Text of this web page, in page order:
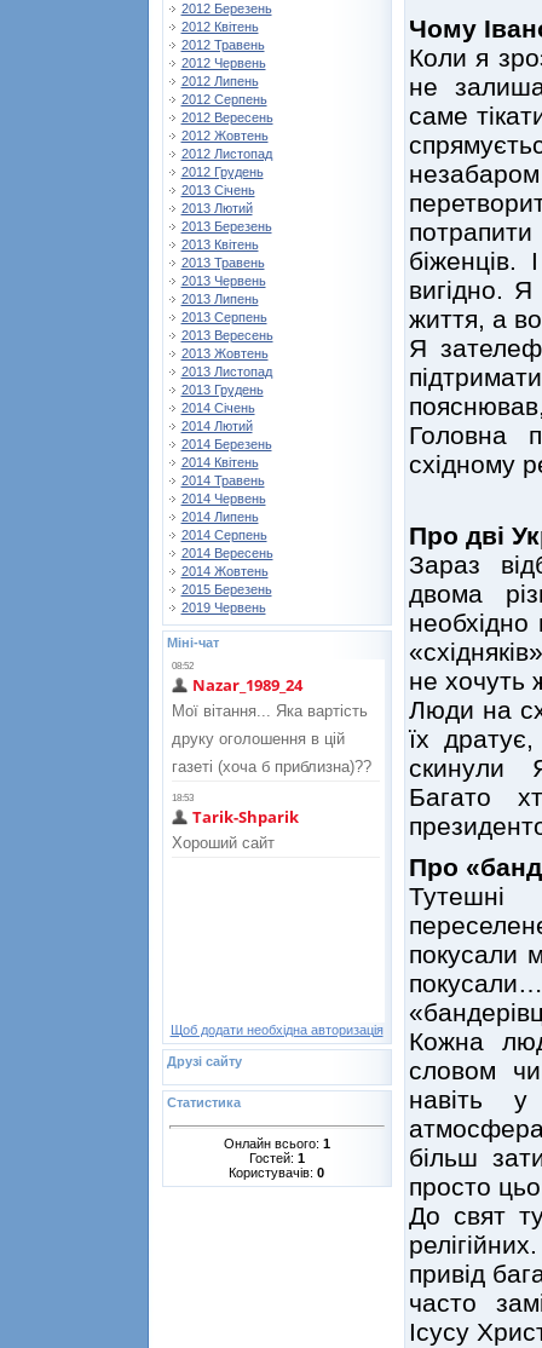
2012 Березень
2012 Квітень
2012 Травень
2012 Червень
2012 Липень
2012 Серпень
2012 Вересень
2012 Жовтень
2012 Листопад
2012 Грудень
2013 Січень
2013 Лютий
2013 Березень
2013 Квітень
2013 Травень
2013 Червень
2013 Липень
2013 Серпень
2013 Вересень
2013 Жовтень
2013 Листопад
2013 Грудень
2014 Січень
2014 Лютий
2014 Березень
2014 Квітень
2014 Травень
2014 Червень
2014 Липень
2014 Серпень
2014 Вересень
2014 Жовтень
2015 Березень
2019 Червень
Міні-чат
Щоб додати необхідна авторизація
Друзі сайту
Статистика
Онлайн всього: 1
Гостей: 1
Користувачів: 0
Чому
Коли я
не
саме
вигідно.
життя, а
Я
Головна
східному
Про дві
Зараз
двома
необхідно
не хочуть
Люди на
їх
скинули
Багато
Про
покусали
Кожна
словом
навіть у
більш
просто
До свят
привід
часто
Ісусу